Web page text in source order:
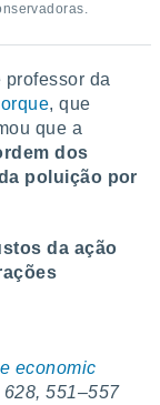
professor da
, que
que a
dos
poluição por
da ação
economic
628, 551–557